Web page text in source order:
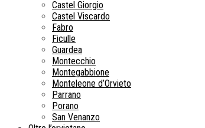
Castel Giorgio
Castel Viscardo
Fabro
Ficulle
Guardea
Montecchio
Montegabbione
Monteleone d’Orvieto
Parrano
Porano
San Venanzo